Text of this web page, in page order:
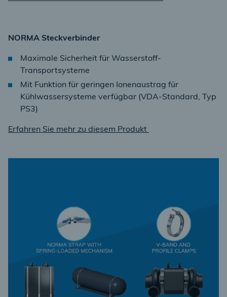
NORMA Steckverbinder
Maximale Sicherheit für Wasserstoff-
Transportsysteme
Mit Funktion für geringen Ionenaustrag für
Kühlwassersysteme verfügbar (VDA-Standard, Typ
PS3)
Erfahren Sie mehr zu diesem Produkt